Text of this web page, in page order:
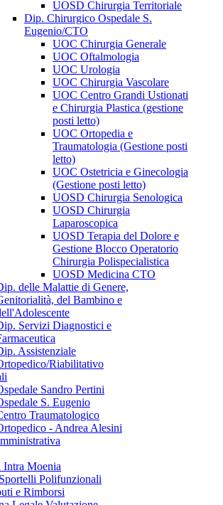
UOSD Chirurgia Territoriale
Dip. Chirurgico Ospedale S.
Eugenio/CTO
UOC Chirurgia Generale
UOC Oftalmologia
UOC Urologia
UOC Chirurgia Vascolare
UOC Centro Grandi Ustionati
e Chirurgia Plastica (gestione
posti letto)
UOC Ortopedia e
Traumatologia (Gestione posti
letto)
UOC Ostetricia e Ginecologia
(Gestione posti letto)
UOSD Chirurgia Senologica
UOSD Chirurgia
Laparoscopica
UOSD Terapia del Dolore e
Gestione Blocco Operatorio
Chirurgia Polispecialistica
UOSD Medicina CTO
delle Malattie di Genere,
del Bambino e
Servizi Diagnostici e
Assistenziale
Riabilitativo
Sandro Pertini
S. Eugenio
Traumatologico
- Andrea Alesini
Moenia
Polifunzionali
e Rimborsi